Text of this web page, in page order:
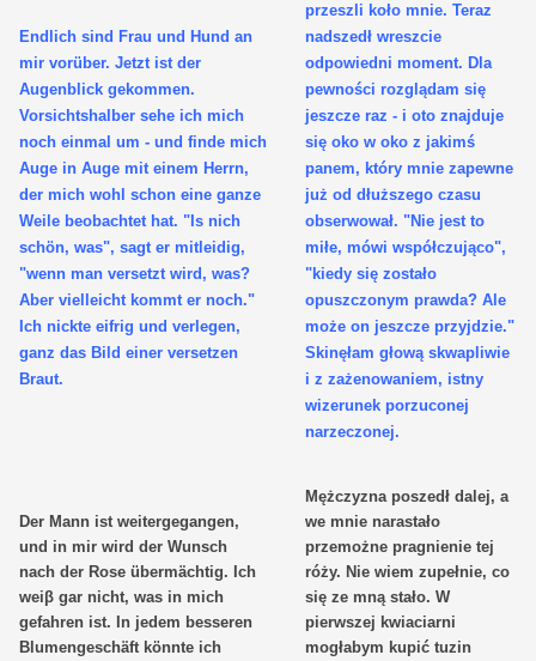
Endlich sind Frau und Hund an
mir vorüber. Jetzt ist der
Augenblick gekommen.
Vorsichtshalber sehe ich mich
noch einmal um - und finde mich
Auge in Auge mit einem Herrn,
der mich wohl schon eine ganze
Weile beobachtet hat. "Is nich
schön, was", sagt er mitleidig,
"wenn man versetzt wird, was?
Aber vielleicht kommt er noch."
Ich nickte eifrig und verlegen,
ganz das Bild einer versetzen
Braut.
przeszli koło mnie. Teraz
nadszedł wreszcie
odpowiedni moment. Dla
pewności rozglądam się
jeszcze raz - i oto znajduje
się oko w oko z jakimś
panem, który mnie zapewne
już od dłuższego czasu
obserwował. "Nie jest to
miłe, mówi współczująco",
"kiedy się zostało
opuszczonym prawda? Ale
może on jeszcze przyjdzie."
Skinęłam głową skwapliwie
i z zażenowaniem, istny
wizerunek porzuconej
narzeczonej.
Der Mann ist weitergegangen,
und in mir wird der Wunsch
nach der Rose übermächtig. Ich
weiβ gar nicht, was in mich
gefahren ist. In jedem besseren
Blumengeschäft könnte ich
Mężczyzna poszedł dalej, a
we mnie narastało
przemożne pragnienie tej
róży. Nie wiem zupełnie, co
się ze mną stało. W
pierwszej kwiaciarni
mogłabym kupić tuzin